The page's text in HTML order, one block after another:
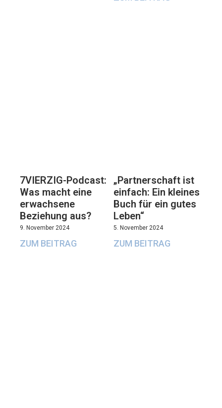
7VIERZIG-Podcast:
Was macht eine
erwachsene
Beziehung aus?
9. November 2024
ZUM BEITRAG
„Partnerschaft ist
einfach: Ein kleines
Buch für ein gutes
Leben“
5. November 2024
ZUM BEITRAG